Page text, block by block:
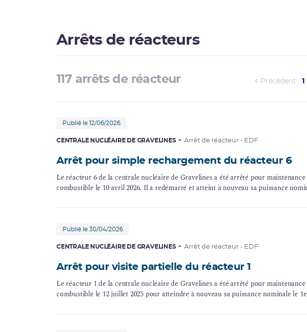
Arrêts de réacteurs
117 arrêts de réacteur Précédent 1
Publié le 12/06/2026
CENTRALE NUCLÉAIRE DE GRAVELINES Arrêt de réacteur - EDF
Arrêt pour simple rechargement du réacteur 6
Le réacteur 6 de la centrale nucléaire de Gravelines a été arrêté pour
combustible le 10 avril 2026. Il a redémarré et atteint à nouveau sapuissance
Publié le 30/04/2026
CENTRALE NUCLÉAIRE DE GRAVELINES Arrêt de réacteur - EDF
Arrêt pour visite partielle du réacteur 1
Le réacteur 1 de la centrale nucléaire de Gravelines a été arrêté pour
combustible le 12 juillet 2025 pour atteindre à nouveau sa puissance nominale le